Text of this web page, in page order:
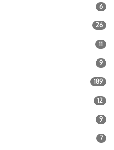
6
26
11
9
189
12
9
7